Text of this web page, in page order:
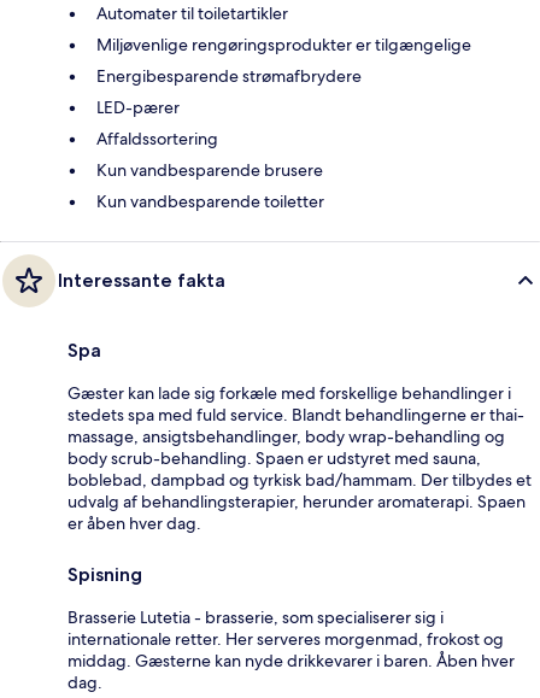
Automater til toiletartikler
Miljøvenlige rengøringsprodukter er tilgængelige
Energibesparende strømafbrydere
LED-pærer
Affaldssortering
Kun vandbesparende brusere
Kun vandbesparende toiletter
Interessante fakta
Spa
Gæster kan lade sig forkæle med forskellige behandlinger i
stedets spa med fuld service. Blandt behandlingerne er thai-
massage, ansigtsbehandlinger, body wrap-behandling og
body scrub-behandling. Spaen er udstyret med sauna,
boblebad, dampbad og tyrkisk bad/hammam. Der tilbydes et
udvalg af behandlingsterapier, herunder aromaterapi. Spaen
er åben hver dag.
Spisning
Brasserie Lutetia - brasserie, som specialiserer sig i
internationale retter. Her serveres morgenmad, frokost og
middag. Gæsterne kan nyde drikkevarer i baren. Åben hver
dag.